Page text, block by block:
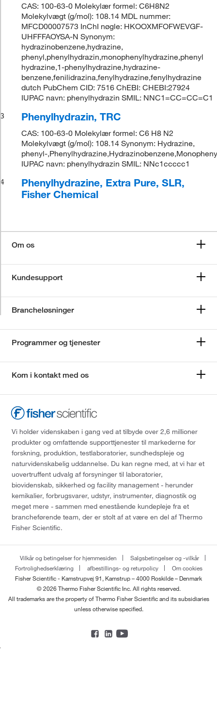
CAS: 100-63-0 Molekylær formel: C6H8N2
Molekylvægt (g/mol): 108.14 MDL nummer:
MFCD00007573 InChI nøgle: HKOOXMFOFWEVGF-
UHFFFAOYSA-N Synonym:
hydrazinobenzene,hydrazine,
phenyl,phenylhydrazin,monophenylhydrazine,phenyl
hydrazine,1-phenylhydrazine,hydrazine-
benzene,fenilidrazina,fenylhydrazine,fenylhydrazine
dutch PubChem CID: 7516 ChEBI: CHEBI:27924
IUPAC navn: phenylhydrazin SMIL: NNC1=CC=CC=C1
3
Phenylhydrazin, TRC
CAS: 100-63-0 Molekylær formel: C6 H8 N2
Molekylvægt (g/mol): 108.14 Synonym: Hydrazine,
phenyl-
IUPAC navn: phenylhydrazin SMIL: NNc1ccccc1
4
Phenylhydrazine, Extra Pure, SLR,
Fisher Chemical
Om os
Kundesupport
Brancheløsninger
Programmer og tjenester
Kom i kontakt med os
Vi holder videnskaben i gang ved at tilbyde over 2,6 millioner
produkter og omfattende supporttjenester til markederne for
forskning, produktion, testlaboratorier, sundhedspleje og
naturvidenskabelig uddannelse. Du kan regne med, at vi har et
uovertruffent udvalg af forsyninger til laboratorier,
biovidenskab, sikkerhed og facility management - herunder
kemikalier, forbrugsvarer, udstyr, instrumenter, diagnostik og
meget mere - sammen med enestående kundepleje fra et
brancheførende team, der er stolt af at være en del af Thermo
Fisher Scientific.
Vilkår og betingelser for hjemmesiden
Salgsbetingelser og -vilkår
Fortrolighedserklæring
afbestillings- og returpolicy
Om cookies
Fisher Scientific - Kamstrupvej 91, Kamstrup – 4000 Roskilde – Denmark
© 2026 Thermo Fisher Scientific Inc. All rights reserved.
All trademarks are the property of Thermo Fisher Scientific and its subsidiaries
unless otherwise specified.